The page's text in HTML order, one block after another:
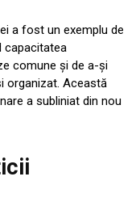
a fost un exemplu de
capacitatea
comune și de a-și
organizat. Această
a subliniat din nou